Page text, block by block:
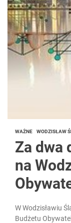
WAŻNE WODZISŁAW
Za dwa
na
W Wodzisławiu
Budżetu